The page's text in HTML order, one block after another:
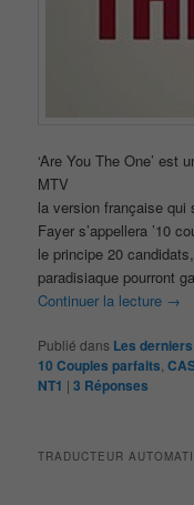
‘Are You The One’ est
MTV
la version française qui
Fayer s’appellera ’10
le principe 20
paradisiaque pourront
Continuer la lecture →
Publié dans Les
10 Couples parfaits ,
NT1 |3 Réponses
TRADUCTEUR